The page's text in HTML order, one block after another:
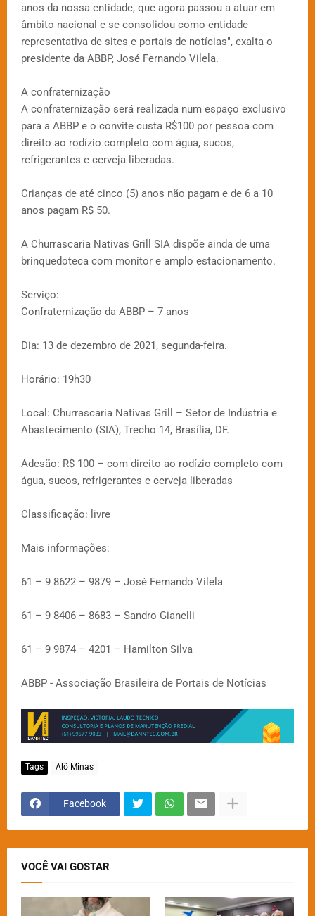
anos da nossa entidade, que agora passou a atuar em
âmbito nacional e se consolidou como entidade
representativa de sites e portais de notícias", exalta o
presidente da ABBP, José Fernando Vilela.
A confraternização
A confraternização será realizada num espaço exclusivo
para a ABBP e o convite custa R$100 por pessoa com
direito ao rodízio completo com água, sucos,
refrigerantes e cerveja liberadas.
Crianças de até cinco (5) anos não pagam e de 6 a 10
anos pagam R$ 50.
A Churrascaria Nativas Grill SIA dispõe ainda de uma
brinquedoteca com monitor e amplo estacionamento.
Serviço:
Confraternização da ABBP – 7 anos
Dia: 13 de dezembro de 2021, segunda-feira.
Horário: 19h30
Local: Churrascaria Nativas Grill – Setor de Indústria e
Abastecimento (SIA), Trecho 14, Brasília, DF.
Adesão: R$ 100 – com direito ao rodízio completo com
água, sucos, refrigerantes e cerveja liberadas
Classificação: livre
Mais informações:
61 – 9 8622 – 9879 – José Fernando Vilela
61 – 9 8406 – 8683 – Sandro Gianelli
61 – 9 9874 – 4201 – Hamilton Silva
ABBP - Associação Brasileira de Portais de Notícias
Tags Alô Minas
Facebook
VOCÊ VAI GOSTAR